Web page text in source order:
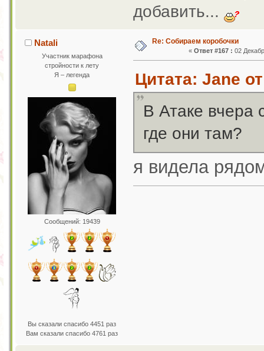
добавить...
Natali
Участник марафона
стройности к лету
Я – легенда
Сообщений: 19439
Вы сказали спасибо 4451 раз
Вам сказали спасибо 4761 раз
Re: Собираем коробочки
« Ответ #167 : 02
Цитата: Jane
В Атаке вчера
где они там?
я видела